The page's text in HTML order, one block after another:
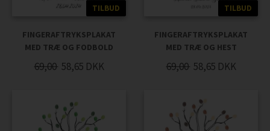
TILBUD
FINGERAFTRYKSPLAKAT
MED TRÆ OG FODBOLD
69,00 58,65 DKK
TILBUD
FINGERAFTRYKSPLAKAT
MED TRÆ OG HEST
69,00 58,65 DKK